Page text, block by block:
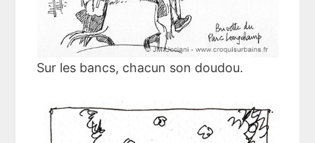
Sur les bancs, chacun son doudou.